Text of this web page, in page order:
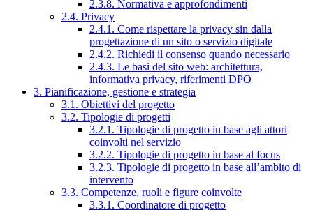
2.3.8. Normativa e approfondimenti
2.4. Privacy
2.4.1. Come rispettare la privacy sin dalla
progettazione di un sito o servizio digitale
2.4.2. Richiedi il consenso quando necessario
2.4.3. Le basi del sito web: architettura,
informativa privacy, riferimenti DPO
3. Pianificazione, gestione e strategia
3.1. Obiettivi del progetto
3.2. Tipologie di progetti
3.2.1. Tipologie di progetto in base agli attori
coinvolti nel servizio
3.2.2. Tipologie di progetto in base al focus
3.2.3. Tipologie di progetto in base all’ambito di
intervento
3.3. Competenze, ruoli e figure coinvolte
3.3.1. Coordinatore di progetto